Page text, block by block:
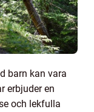
barn kan vara
erbjuder en
och lekfulla